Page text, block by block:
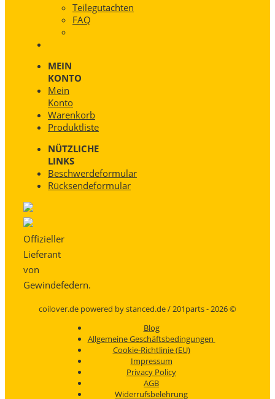
Teilegutachten
FAQ
MEIN
KONTO
Mein
Konto
Warenkorb
Produktliste
NÜTZLICHE
LINKS
Beschwerdeformular
Rücksendeformular
Offizieller
Lieferant
von
Gewindefedern.
coilover.de powered by stanced.de / 201parts - 2026 ©
Blog
Allgemeine Geschäftsbedingungen
Cookie-Richtlinie (EU)
Impressum
Privacy Policy
AGB
Widerrufsbelehrung